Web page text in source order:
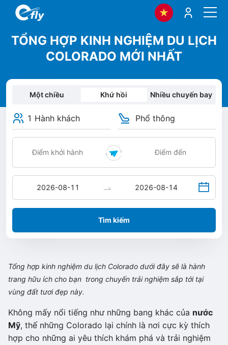
TỔNG HỢP KINH NGHIỆM DU LỊCH
COLORADO MỚI NHẤT
Một chiều Khứ hồi Nhiều chuyến bay
1 Hành khách Phổ thông
Tìm kiếm
Tổng hợp kinh nghiệm du lịch Colorado dưới đây sẽ là hành
trang hữu ích cho bạn trong chuyến trải nghiệm sắp tới tại
vùng đất tươi đẹp này.
Không mấy nổi tiếng như những bang khác của nước
Mỹ, thế những Colorado lại chính là nơi cực kỳ thích
hợp cho những ai yêu thích khám phá và trải nghiệm